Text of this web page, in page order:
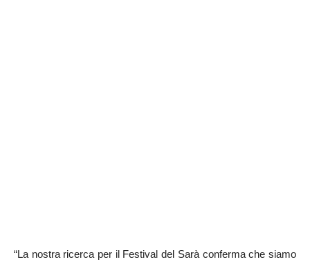
“La nostra ricerca per il Festival del Sarà conferma che siamo